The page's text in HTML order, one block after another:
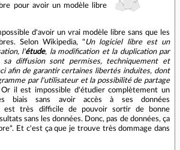
pour avoir un modèle libre
d'avoir un vrai modèle libre sans que les
Selon Wikipedia, "Un logiciel libre est un
l'étude, la modification et la duplication par
diffusion sont permises, techniquement et
afin de garantir certaines libertés induites, dont
par l'utilisateur et la possibilité de partage
il est impossible d'étudier complètement un
biais sans avoir accès à ses données
est très difficile de pouvoir sortir de bonne
sans les données. Donc, pas de données, ça
Et c'est ça que je trouve très dommage dans